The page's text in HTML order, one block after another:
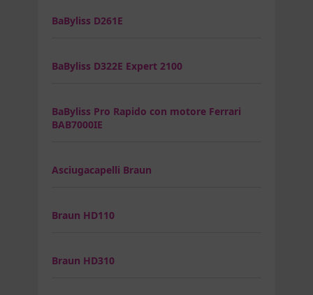
BaByliss D261E
BaByliss D322E Expert 2100
BaByliss Pro Rapido con motore Ferrari
BAB7000IE
Asciugacapelli Braun
Braun HD110
Braun HD310